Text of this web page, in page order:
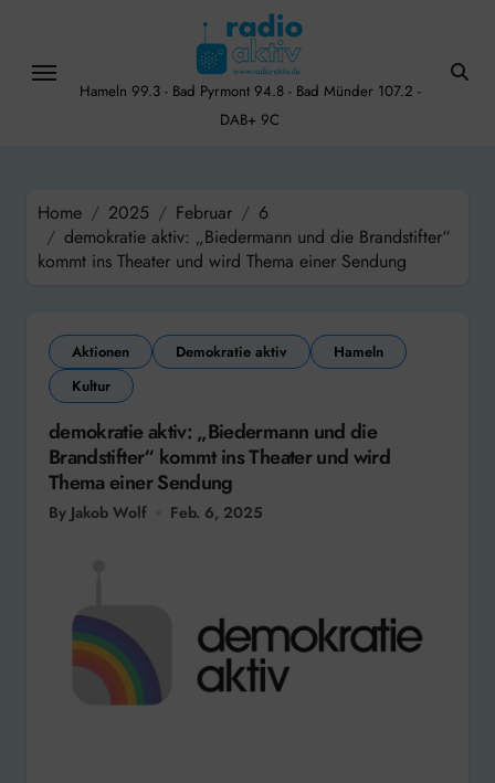
content
Hameln 99.3 - Bad Pyrmont 94.8 - Bad Münder 107.2 -
DAB+ 9C
Home 2025 Februar
6
demokratie aktiv: „Biedermann und die Brandstifter“
kommt ins Theater und wird Thema einer Sendung
Aktionen Demokratie aktiv
Hameln
Kultur
demokratie aktiv: „Biedermann und die
Brandstifter“ kommt ins Theater und wird
Thema einer Sendung
By Jakob Wolf Feb. 6, 2025